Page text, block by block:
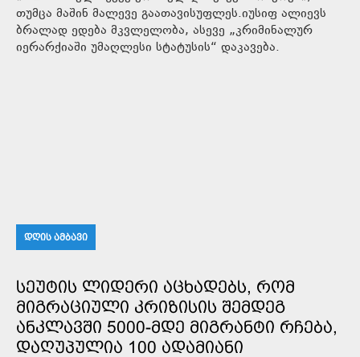
თუმცა მაშინ მალევე გაათავისუფლეს.იუსიფ ალიევს
ბრალად ედება მკვლელობა, ასევე „კრიმინალურ
იერარქიაში უმაღლესი სტატუსის“ დაკავება.
ᲓᲦᲘᲡ ᲐᲛᲑᲐᲕᲘ
ᲡᲔᲣᲢᲘᲡ ᲚᲘᲓᲔᲠᲘ ᲐᲪᲮᲐᲓᲔᲑᲡ, ᲠᲝᲛ
ᲛᲘᲒᲠᲐᲪᲘᲣᲚᲘ ᲙᲠᲘᲖᲘᲡᲘᲡ ᲨᲔᲛᲓᲔᲒ
ᲐᲜᲙᲚᲐᲕᲨᲘ 5000-ᲛᲓᲔ ᲛᲘᲒᲠᲐᲜᲢᲘ ᲠᲩᲔᲑᲐ,
ᲓᲐᲦᲣᲞᲣᲚᲘᲐ 100 ᲐᲓᲐᲛᲘᲐᲜᲘ